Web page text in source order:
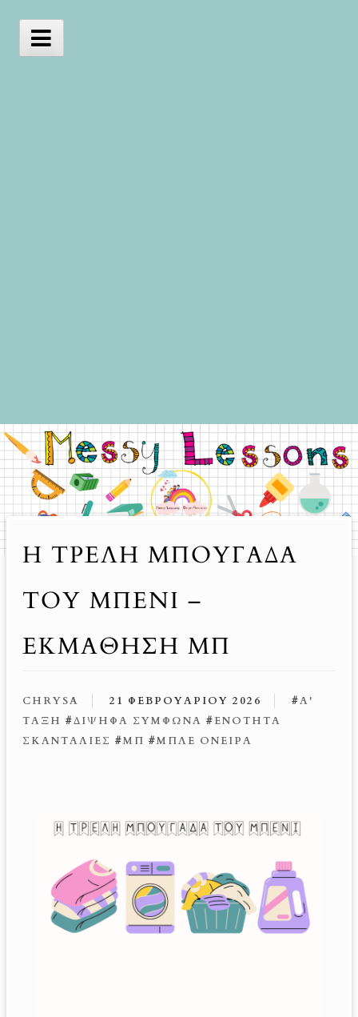
Η ΤΡΕΛΉ ΜΠΟΥΓΆΔΑ
ΤΟΥ ΜΠΈΝΙ –
ΕΚΜΆΘΗΣΗ ΜΠ
CHRYSA 21 ΦΕΒΡΟΥΑΡΊΟΥ 2026 #Α'
ΤΆΞΗ #ΔΊΨΗΦΑ ΣΎΜΦΩΝΑ #ΕΝΌΤΗΤΑ
ΣΚΑΝΤΑΛΙΈΣ #ΜΠ #ΜΠΛΕ ΌΝΕΙΡΑ